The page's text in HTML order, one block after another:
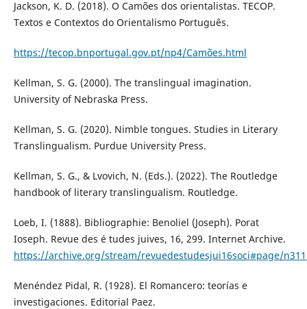
Jackson, K. D. (2018). O Camões dos orientalistas. TECOP.
Textos e Contextos do Orientalismo Português.
https://tecop.bnportugal.gov.pt/np4/Camões.html
Kellman, S. G. (2000). The translingual imagination.
University of Nebraska Press.
Kellman, S. G. (2020). Nimble tongues. Studies in Literary
Translingualism. Purdue University Press.
Kellman, S. G., & Lvovich, N. (Eds.). (2022). The Routledge
handbook of literary translingualism. Routledge.
Loeb, I. (1888). Bibliographie: Benoliel (Joseph). Porat
Ioseph. Revue des é tudes juives, 16, 299. Internet Archive.
https://archive.org/stream/revuedestudesjui16soci#page/
Menéndez Pidal, R. (1928). El Romancero: teorías e
investigaciones. Editorial Paez.